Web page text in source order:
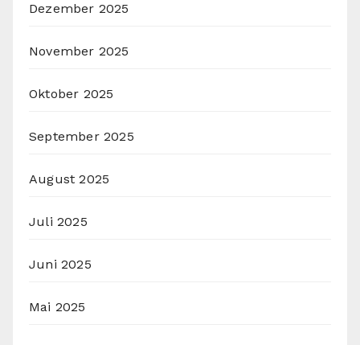
Dezember 2025
November 2025
Oktober 2025
September 2025
August 2025
Juli 2025
Juni 2025
Mai 2025